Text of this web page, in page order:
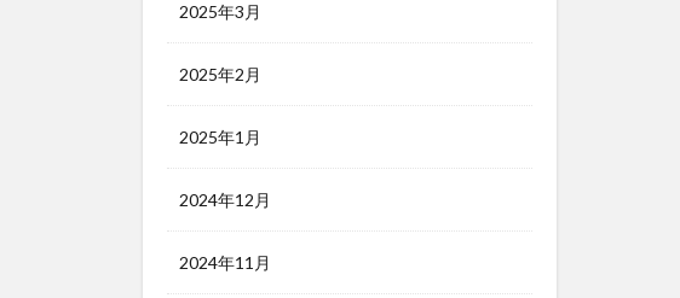
2025年3月
2025年2月
2025年1月
2024年12月
2024年11月